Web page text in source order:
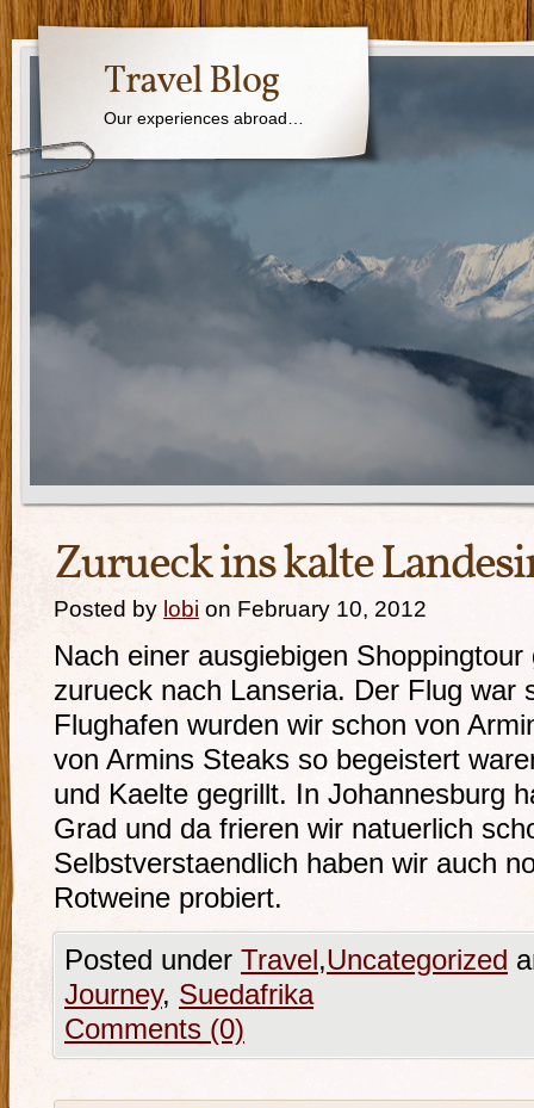
Travel Blog
Our experiences abroad…
Zurueck ins kalte
Posted by lobi on February 10, 2012
Nach einer ausgiebigen
zurueck nach Lanseria. Der Flug war
Flughafen wurden wir schon von
von Armins Steaks so begeistert
und Kaelte gegrillt. In Johannesburg
Grad und da frieren wir natuerlich
Selbstverstaendlich haben wir auch
Rotweine probiert.
Posted under Travel,Uncategorized
Journey, Suedafrika
Comments (0)